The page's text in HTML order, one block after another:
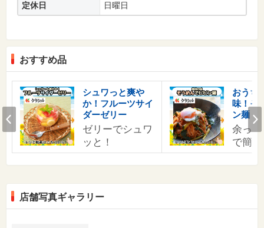
定休日 日曜日
おすすめ品
シュワっと爽や
か！フルーツサイ
ダーゼリー
ゼリーでシュワ
ッと！
おうち
味！そ
ン麺
余っ
で簡
Prev
店舗写真ギャラリー